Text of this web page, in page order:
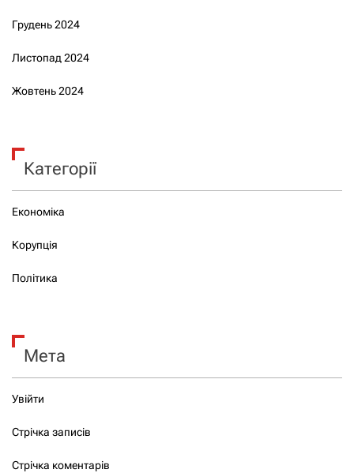
Грудень 2024
Листопад 2024
Жовтень 2024
Категорії
Економіка
Корупція
Політика
Мета
Увійти
Стрічка записів
Стрічка коментарів